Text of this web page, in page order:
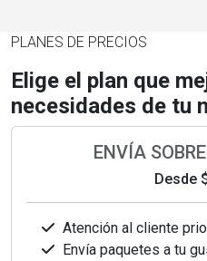
PLANES DE PRECIOS
Elige el plan que
necesidades de tu
ENVÍA
Desde
Atención al cliente
Envía paquetes a tu